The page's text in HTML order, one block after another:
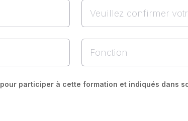
participer à cette formation et indiqués dans